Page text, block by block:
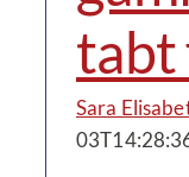
tabt
Sara